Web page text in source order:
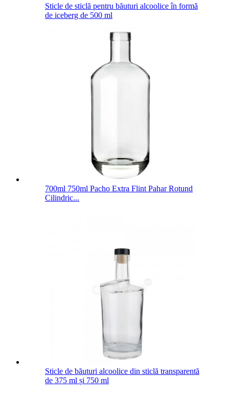
Sticle de sticlă pentru băuturi alcoolice în formă
de iceberg de 500 ml
700ml 750ml Pacho Extra Flint Pahar Rotund
Cilindric...
Sticle de băuturi alcoolice din sticlă transparentă
de 375 ml și 750 ml